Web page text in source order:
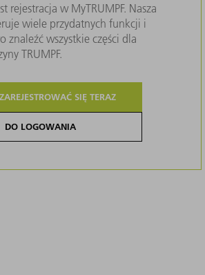
rejestracja w MyTRUMPF. Nasza
wiele przydatnych funkcji i
znaleźć wszystkie części dla
TRUMPF.
SIĘ TERAZ
DO LOGOWANIA